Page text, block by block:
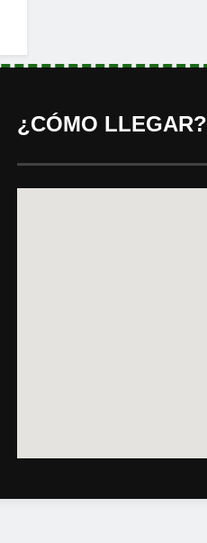
¿CÓMO LLEGAR?